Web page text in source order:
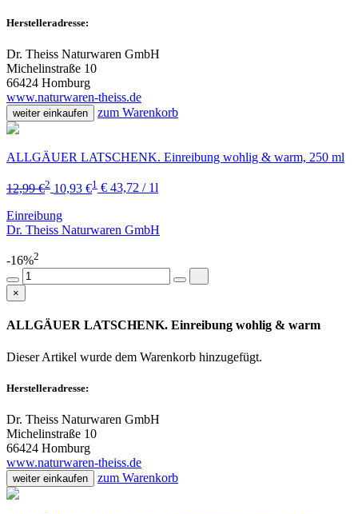
Herstelleradresse:
Dr. Theiss Naturwaren GmbH
Michelinstraße 10
66424 Homburg
www.naturwaren-theiss.de
weiter einkaufen zum Warenkorb
ALLGÄUER LATSCHENK. Einreibung wohlig & warm, 250 ml
12,99 €2 10,93 €1 € 43,72 / 1l
Einreibung
Dr. Theiss Naturwaren GmbH
-16%2
×
ALLGÄUER LATSCHENK. Einreibung wohlig & warm
Dieser Artikel wurde dem Warenkorb hinzugefügt.
Herstelleradresse:
Dr. Theiss Naturwaren GmbH
Michelinstraße 10
66424 Homburg
www.naturwaren-theiss.de
weiter einkaufen zum Warenkorb